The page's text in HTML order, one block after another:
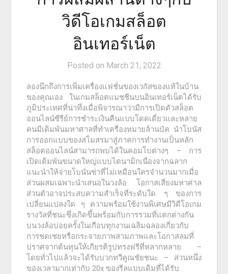
วิดีโอเกมสล็อต
อินเทอร์เน็ต
Posted on March 21, 2022
ลองนึกถึงการเพิ่มเครื่องแฟชั่นของเวกัสของแท้ในบ้าน
ของคุณเอง ในเกมสล็อตแมชชีนบนอินเทอร์เน็ตได้รับ
ภูมิประเทศที่น่าทึ่งเมื่อพิจารณาว่ามีการเปิดตัวสล็อต
ออนไลน์ซีรีย์การชำระเงินคืนแบบโดดเดี่ยวและหลาย
คนมีเดิมพันมหาศาลที่ทำเครื่องหมายล้านบัค นำโบนัส
การออกแบบของสโมสรมาสู่ภาคการทำงานเป็นหลัก
สล็อตออนไลน์สามารถพบได้ในคอมโบต่างๆ – การ
เปิดเดิมพันขนาดใหญ่แบบไดนามิกเนื่องจากฉลาก
แนะนำให้จ่ายโบนันซ่าที่ไม่เหมือนใครจำนวนมากเมื่อ
ส่วนผสมเฉพาะนำเสนอในวงล้อ โอกาสเสี่ยงมหาศาล
ส่วนตัวอาจประสบความสำเร็จที่ระดับใด ๆ ของการ
เปลี่ยนแปลงใด ๆ ความพร้อมใช้งานพิเศษมีวิดีโอเกม
รางวัลที่ชนะซึ่งเกิดขึ้นพร้อมกับการรวมที่แตกต่างกัน
บนวงล้อบ่อยครั้งในเกือบทุกงานเฉลิมฉลองเกี่ยวกับ
การชดเชยหรือกระจายภาพสามภาพและโอกาสลมที่
ปราศจากต้นทุนให้เกียรติรูปทรงฟรีที่หลากหลาย –
โดยทั่วไปแล้วจะได้รับบวกทวีคูณชัยชนะ – ส่วนหนึ่ง
ของเวลามากเท่ากับ 20x ของรีลแบบเดิมที่ได้รับ